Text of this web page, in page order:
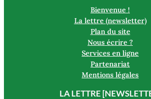
Bienvenue !
La lettre (newsletter)
Plan du site
Nous écrire ?
Services en ligne
Partenariat
Mentions légales
LA LETTRE